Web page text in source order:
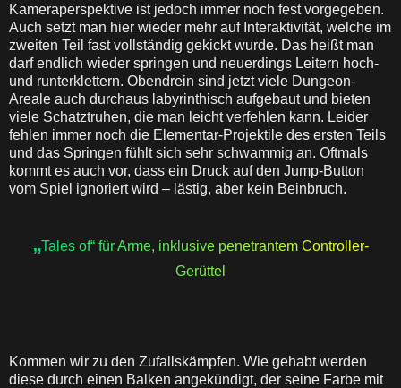
Kameraperspektive ist jedoch immer noch fest vorgegeben.
Auch setzt man hier wieder mehr auf Interaktivität, welche im
zweiten Teil fast vollständig gekickt wurde. Das heißt man
darf endlich wieder springen und neuerdings Leitern hoch-
und runterklettern. Obendrein sind jetzt viele Dungeon-
Areale auch durchaus labyrinthisch aufgebaut und bieten
viele Schatztruhen, die man leicht verfehlen kann. Leider
fehlen immer noch die Elementar-Projektile des ersten Teils
und das Springen fühlt sich sehr schwammig an. Oftmals
kommt es auch vor, dass ein Druck auf den Jump-Button
vom Spiel ignoriert wird – lästig, aber kein Beinbruch.
„Tales of“ für Arme, inklusive penetrantem Controller-
Gerüttel
Kommen wir zu den Zufallskämpfen. Wie gehabt werden
diese durch einen Balken angekündigt, der seine Farbe mit